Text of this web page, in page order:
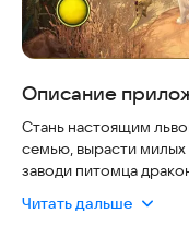
Описание
Стань настоящим
семью, вырасти
заводи питомца
взаимодействие.
Читать дальше